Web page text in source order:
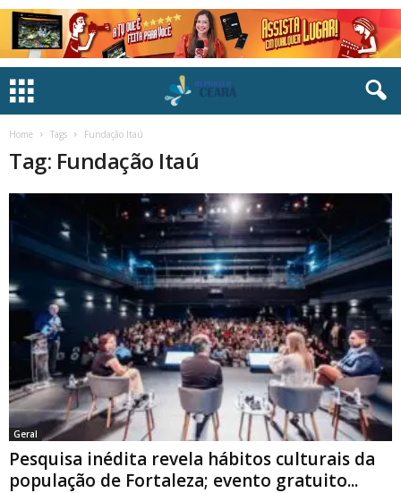
Home Tags Fundação Itaú
Tag: Fundação Itaú
Geral
Pesquisa inédita revela hábitos culturais da
população de Fortaleza; evento gratuito...